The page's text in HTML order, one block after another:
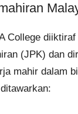
College
(JPK) dan
mahir dalam